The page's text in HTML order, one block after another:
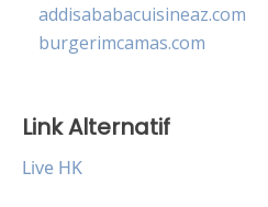
addisababacuisineaz.com
burgerimcamas.com
Link Alternatif
Live HK